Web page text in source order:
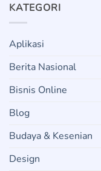
KATEGORI
Aplikasi
Berita Nasional
Bisnis Online
Blog
Budaya & Kesenian
Design